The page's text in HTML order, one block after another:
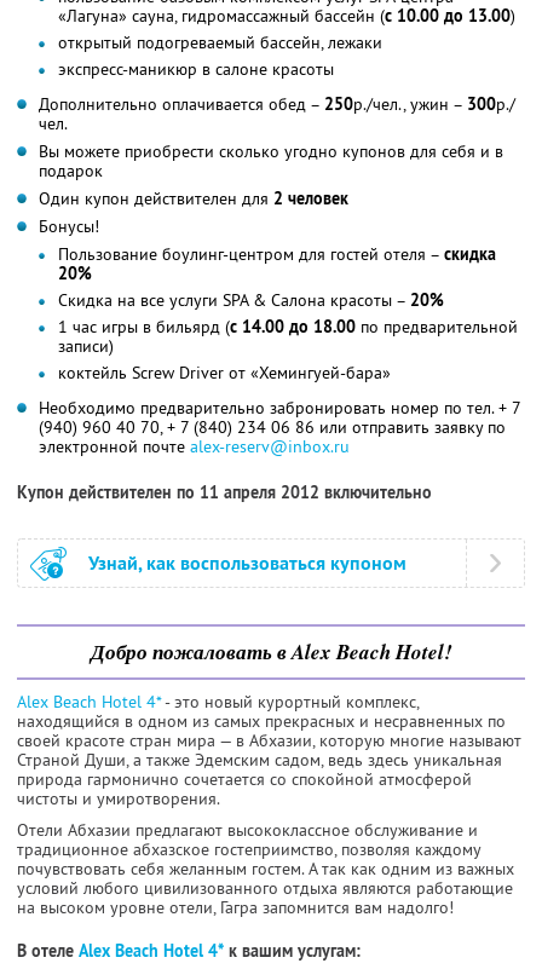
«Лагуна» сауна, гидромассажный бассейн (с 10.00 до 13.00)
открытый подогреваемый бассейн, лежаки
экспресс-маникюр в салоне красоты
Дополнительно оплачивается обед – 250р./чел., ужин – 300р./
чел.
Вы можете приобрести сколько угодно купонов для себя и в
подарок
Один купон действителен для 2 человек
Бонусы!
Пользование боулинг-центром для гостей отеля – скидка
20%
Скидка на все услуги SPA & Салона красоты – 20%
1 час игры в бильярд (с 14.00 до 18.00 по предварительной
записи)
коктейль Screw Driver от «Хемингуей-бара»
Необходимо предварительно забронировать номер по тел. + 7
(940) 960 40 70, + 7 (840) 234 06 86 или отправить заявку по
электронной почте alex-reserv@inbox.ru
Купон действителен по 11 апреля 2012 включительно
Узнай, как воспользоваться купоном
Добро пожаловать в Alex Beach Hotel!
Alex Beach Hotel 4*- это новый курортный комплекс,
находящийся в одном из самых прекрасных и несравненных по
своей красоте стран мира — в Абхазии, которую многие называют
Страной Души, а также Эдемским садом, ведь здесь уникальная
природа гармонично сочетается со спокойной атмосферой
чистоты и умиротворения.
Отели Абхазии предлагают высококлассное обслуживание и
традиционное абхазское гостеприимство, позволяя каждому
почувствовать себя желанным гостем. А так как одним из важных
условий любого цивилизованного отдыха являются работающие
на высоком уровне отели, Гагра запомнится вам надолго!
В отеле Alex Beach Hotel 4* к вашим услугам: